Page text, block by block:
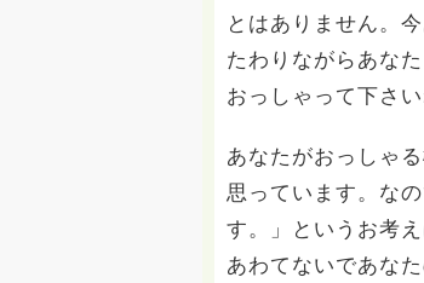
とはありません。
たわりながらあな
おっしゃって下さ
あなたがおっしゃ
思っています。な
す。」というお考
あわてないであな